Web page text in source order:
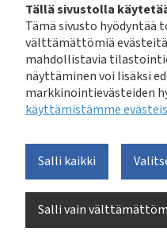
Tällä sivustolla
Tämä sivusto hyödyntää
välttämättömiä
mahdollistavia
näyttäminen voi lisäksi
markkinointievästeiden
käyttämistämme
Salli kaikki
Salli vain
Oppaan on laatinut
laatimisen ovat
kehittämisrahaston Alva-
(Lahti Aqua), Helsingin
kuntayhtymä (HSY), HS-
Vaasan Vesi ja Suomen
yhdistys FiSTT ry.